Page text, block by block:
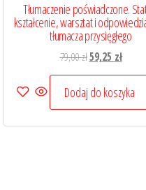
Tłumaczenie poświadczone.
kształcenie, warsztat i
tłumacza przysięgłego
79,00złPierwotna
cena
wynosiła:
79,00 zł.
59,25 złAktualna
cena
wynosi:
59,25
Dodaj do koszyka